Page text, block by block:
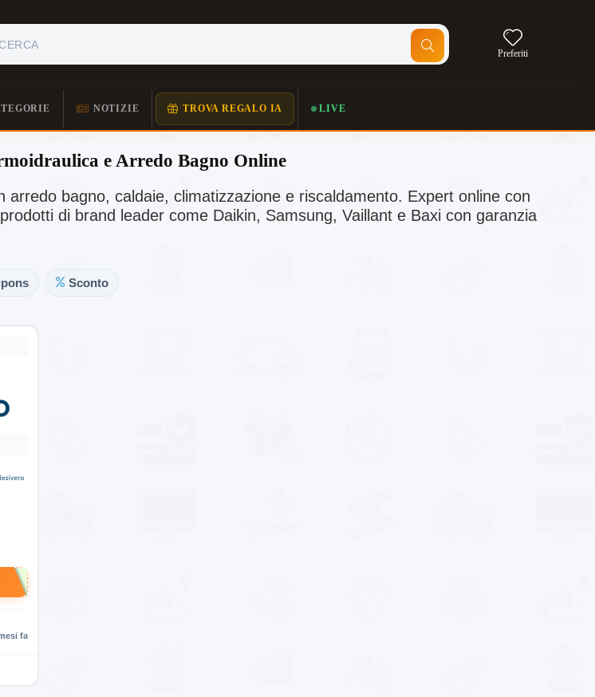
Preferiti
NOTIZIE TROVA REGALO IA LIVE
e Arredo Bagno Online
arredo bagno, caldaie, climatizzazione e riscaldamento. Expert online con
di brand leader come Daikin, Samsung, Vaillant e Baxi con garanzia
Sconto
fa